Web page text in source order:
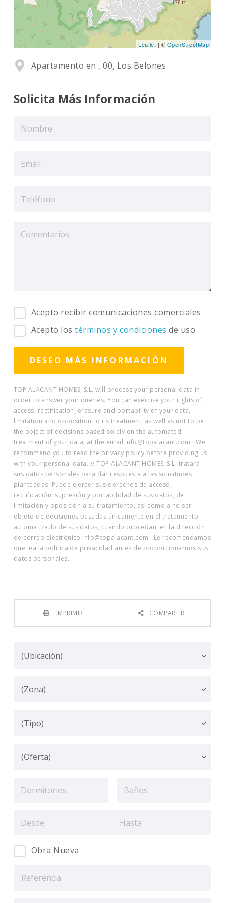
Leaflet | © OpenStreetMap
Apartamento en , 00, Los Belones
Solicita Más Información
Acepto recibir comunicaciones comerciales
Acepto lostérminos y condiciones de uso
TOP ALACANT HOMES, S.L. will process your personal data in
order to answer your queries. You can exercise your rights of
access, rectification, erasure and portability of your data,
limitation and opposition to its treatment, as well as not to be
the object of decisions based solely on the automated
treatment of your data, at the email info@topalacant.com . We
recommend you to read the privacy policy before providing us
with your personal data. // TOP ALACANT HOMES, S.L. tratará
sus datos personales para dar respuesta a las solicitudes
planteadas. Puede ejercer sus derechos de acceso,
rectificación, supresión y portabilidad de sus datos, de
limitación y oposición a su tratamiento, así como a no ser
objeto de decisiones basadas únicamente en el tratamiento
automatizado de sus datos, cuando procedan, en la dirección
de correo electrónico info@topalacant.com . Le recomendamos
que lea la política de privacidad antes de proporcionarnos sus
datos personales.
IMPRIMIR COMPARTIR
Obra Nueva